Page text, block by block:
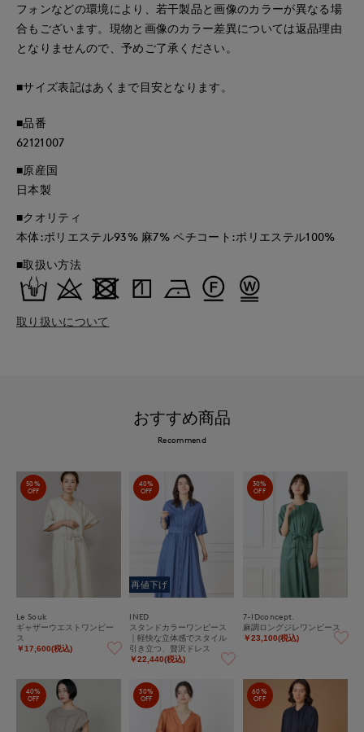
フォンなどの環境により、若干製品と画像のカラーが異なる場
合もございます。現物と画像のカラー差異については返品理由
となりませんので、予めご了承ください。
■サイズ表記はあくまで目安となります。
■品番
62121007
■原産国
日本製
■クオリティ
本体:ポリエステル93% 麻7% ペチコート:ポリエステル100%
■取扱い方法
取り扱いについて
おすすめ商品
Recommend
50%
OFF
Le Souk
ギャザーウエストワンピー
ス
￥17,600(税込)
40%
OFF
再値下げ
INED
スタンドカラーワンピース
｜軽快な立体感でスタイル
引き立つ、贅沢ドレス
￥22,440(税込)
30%
OFF
7-IDconcept.
麻調ロングジレワンピース
￥23,100(税込)
40%
OFF
30%
OFF
60%
OFF